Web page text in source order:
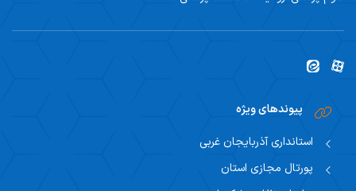
پیوندهای ویژه
استانداری آذربایجان غربی
پورتال مجازی استان